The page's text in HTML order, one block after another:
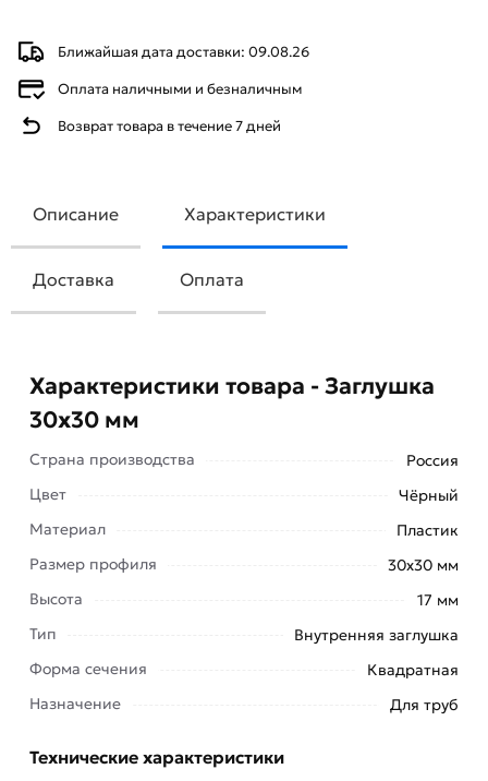
Ближайшая дата доставки: 09.08.26
Оплата наличными и безналичным
Возврат товара в течение 7 дней
Описание Характеристики
Доставка Оплата
Заглушка пластиковая внутренняя квадратная
30х30 предназначена для монтажа в трубу с
наружным сечением 30х30 мм. Конструктивная
различной толщиной стенки трубы.
Характеристики товара - Заглушка
30х30 мм
Страна производства
Россия
Цвет
Чёрный
Материал
Пластик
Размер профиля
30х30 мм
Высота
17 мм
Тип
Внутренняя заглушка
Форма сечения
Квадратная
Назначение
Для труб
Технические характеристики